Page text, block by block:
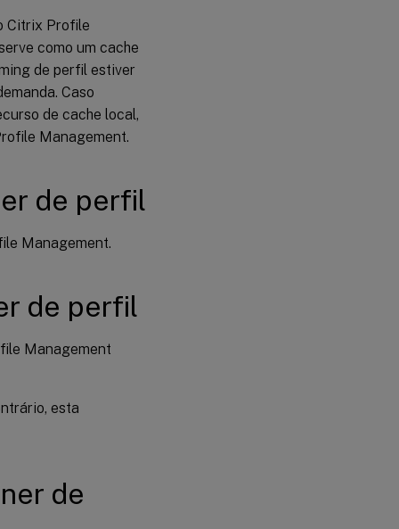
Citrix Profile
como um cache
de perfil estiver
Caso
de cache local,
Management.
de perfil
Management.
de perfil
Management
esta
de